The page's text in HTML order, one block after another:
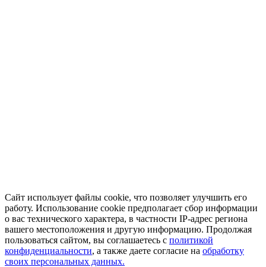
Сайт использует файлы cookie, что позволяет улучшить его
работу. Использование cookie предполагает сбор информации
о вас технического характера, в частности IP-адрес региона
вашего местоположения и другую информацию. Продолжая
пользоваться сайтом, вы соглашаетесь с политикой
конфиденциальности, а также даете согласие на обработку
своих персональных данных.